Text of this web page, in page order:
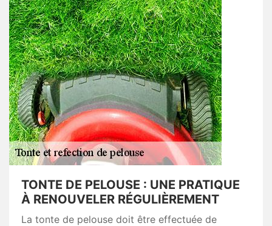
TONTE DE PELOUSE : UNE PRATIQUE
À RENOUVELER RÉGULIÈREMENT
La tonte de pelouse doit être effectuée de